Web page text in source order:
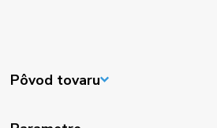
Pôvod tovaru